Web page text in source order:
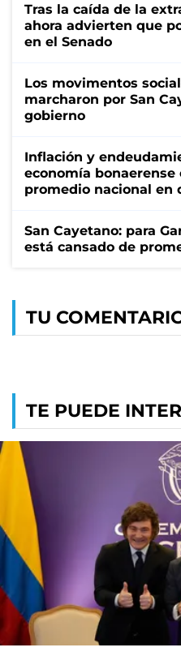
Tras la caída de la
ahora advierten que
en el Senado
Los movimentos
marcharon por San
gobierno
Inflación y
economía bonaerense
promedio nacional en
San Cayetano: para
está cansado de
TU
TE PUEDE